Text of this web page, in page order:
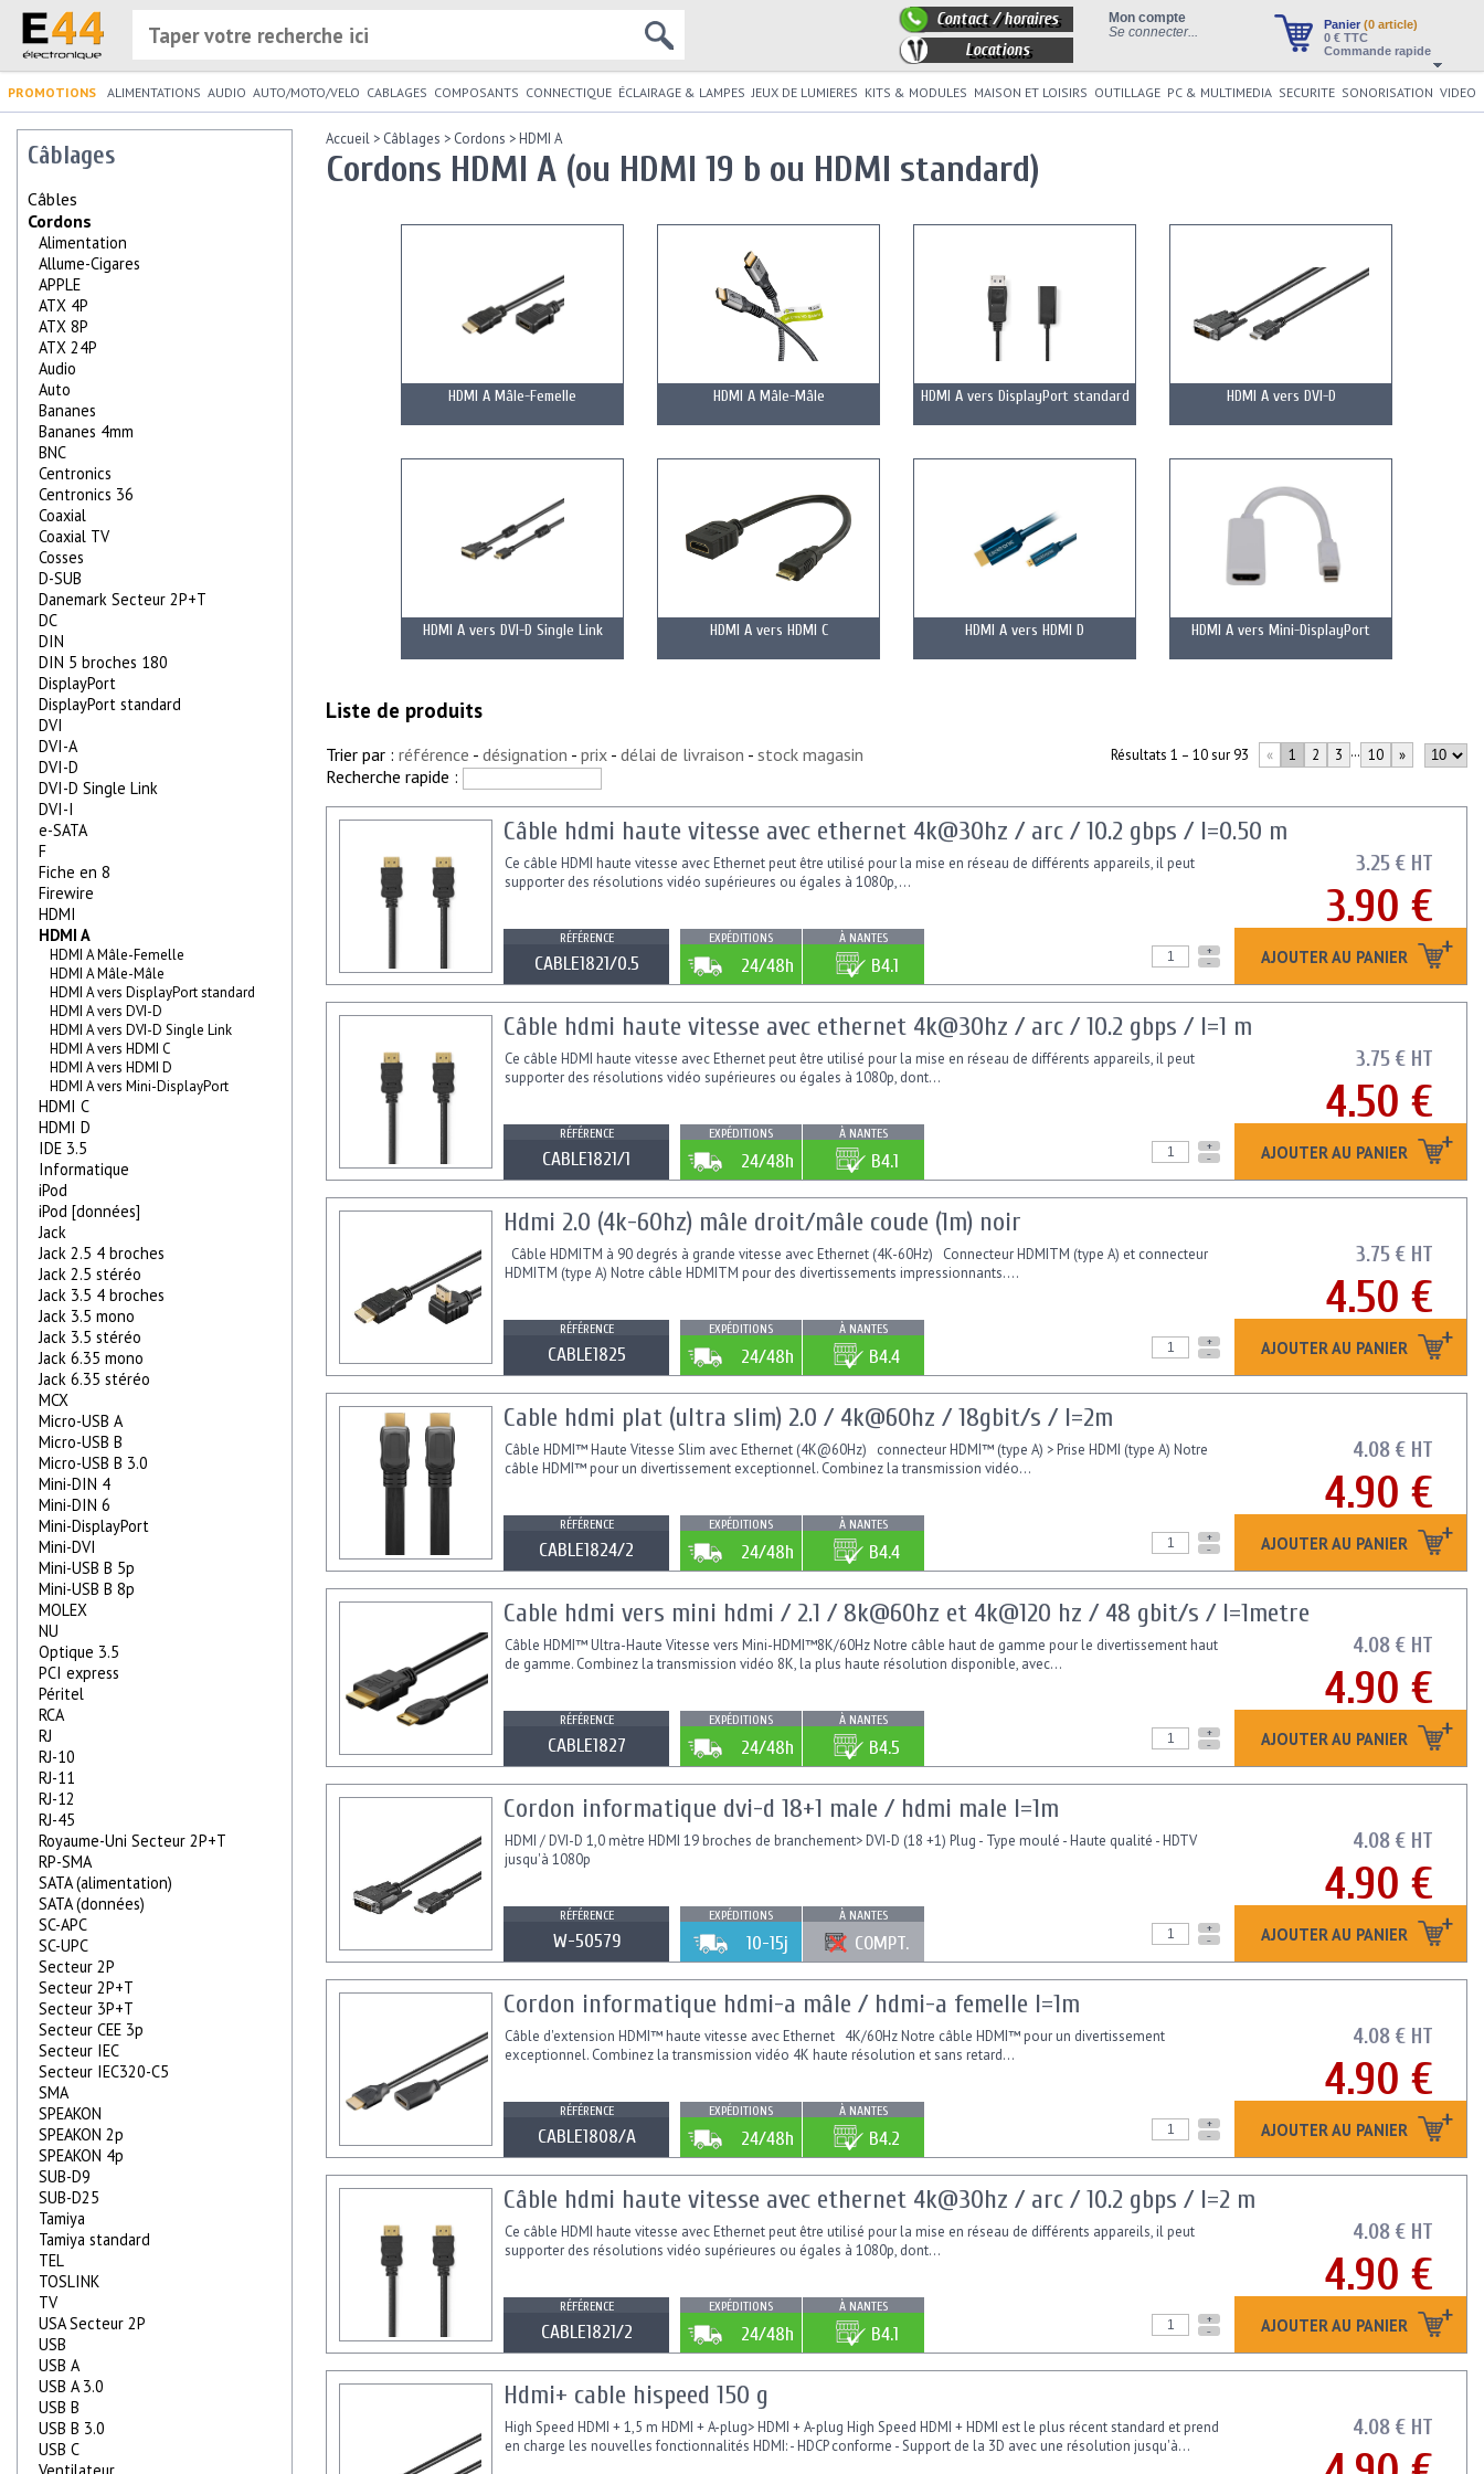
Panier (0 article)
0 € TTC
Commande rapide
Mon compte
Se connecter...
Contact / horaires
Locations
PROMOTIONS ALIMENTATIONS AUDIO AUTO/MOTO/VELO CABLAGES COMPOSANTS CONNECTIQUE ÉCLAIRAGE & LAMPES JEUX DE LUMIERES KITS & MODULES MAISON ET LOISIRS OUTILLAGE PC & MULTIMEDIA SECURITE SONORISATION VIDEO
Câblages
Câbles
Cordons
Alimentation
Allume-Cigares
APPLE
ATX 4P
ATX 8P
ATX 24P
Audio
Auto
Bananes
Bananes 4mm
BNC
Centronics
Centronics 36
Coaxial
Coaxial TV
Cosses
D-SUB
Danemark Secteur 2P+T
DC
DIN
DIN 5 broches 180
DisplayPort
DisplayPort standard
DVI
DVI-A
DVI-D
DVI-D Single Link
DVI-I
e-SATA
F
Fiche en 8
Firewire
HDMI
HDMI A
HDMI A Mâle-Femelle
HDMI A Mâle-Mâle
HDMI A vers DisplayPort standard
HDMI A vers DVI-D
HDMI A vers DVI-D Single Link
HDMI A vers HDMI C
HDMI A vers HDMI D
HDMI A vers Mini-DisplayPort
HDMI C
HDMI D
IDE 3.5
Informatique
iPod
iPod [données]
Jack
Jack 2.5 4 broches
Jack 2.5 stéréo
Jack 3.5 4 broches
Jack 3.5 mono
Jack 3.5 stéréo
Jack 6.35 mono
Jack 6.35 stéréo
MCX
Micro-USB A
Micro-USB B
Micro-USB B 3.0
Mini-DIN 4
Mini-DIN 6
Mini-DisplayPort
Mini-DVI
Mini-USB B 5p
Mini-USB B 8p
MOLEX
NU
Optique 3.5
PCI express
Péritel
RCA
RJ
RJ-10
RJ-11
RJ-12
RJ-45
Royaume-Uni Secteur 2P+T
RP-SMA
SATA (alimentation)
SATA (données)
SC-APC
SC-UPC
Secteur 2P
Secteur 2P+T
Secteur 3P+T
Secteur CEE 3p
Secteur IEC
Secteur IEC320-C5
SMA
SPEAKON
SPEAKON 2p
SPEAKON 4p
SUB-D9
SUB-D25
Tamiya
Tamiya standard
TEL
TOSLINK
TV
USA Secteur 2P
USB
USB A
USB A 3.0
USB B
USB B 3.0
USB C
Accueil > Câblages > Cordons >HDMI A
Cordons HDMI A (ou HDMI 19 b ou HDMI standard)
HDMI A Mâle-Femelle HDMI A Mâle-Mâle HDMI A vers DisplayPort standard HDMI A vers DVI-D
HDMI A vers DVI-D Single Link HDMI A vers HDMI C HDMI A vers HDMI D HDMI A vers Mini-DisplayPort
Liste de produits
Résultats 1 – 10 sur 93 « 1 2 3 ··· 10 »
Trier par : référence - désignation - prix - délai de livraison - stock magasin
Recherche rapide :
3.25 € HT
3.90 €
AJOUTER AU PANIER
Câble hdmi haute vitesse avec ethernet 4k@30hz / arc / 10.2 gbps / l=0.50 m
Ce câble HDMI haute vitesse avec Ethernet peut être utilisé pour la mise en réseau de différents appareils, il peut
supporter des résolutions vidéo supérieures ou égales à 1080p,...
RÉFÉRENCE
CABLE1821/0.5
EXPÉDITIONS
24/48h
À NANTES
B4.1
+
-
3.75 € HT
4.50 €
AJOUTER AU PANIER
Câble hdmi haute vitesse avec ethernet 4k@30hz / arc / 10.2 gbps / l=1 m
Ce câble HDMI haute vitesse avec Ethernet peut être utilisé pour la mise en réseau de différents appareils, il peut
supporter des résolutions vidéo supérieures ou égales à 1080p, dont...
RÉFÉRENCE
CABLE1821/1
EXPÉDITIONS
24/48h
À NANTES
B4.1
+
-
3.75 € HT
4.50 €
AJOUTER AU PANIER
Hdmi 2.0 (4k-60hz) mâle droit/mâle coude (1m) noir
Câble HDMITM à 90 degrés à grande vitesse avec Ethernet (4K-60Hz) Connecteur HDMITM (type A) et connecteur
HDMITM (type A) Notre câble HDMITM pour des divertissements impressionnants....
RÉFÉRENCE
CABLE1825
EXPÉDITIONS
24/48h
À NANTES
B4.4
+
-
4.08 € HT
4.90 €
AJOUTER AU PANIER
Cable hdmi plat (ultra slim) 2.0 / 4k@60hz / 18gbit/s / l=2m
Câble HDMI™ Haute Vitesse Slim avec Ethernet (4K@60Hz) connecteur HDMI™ (type A) > Prise HDMI (type A) Notre
câble HDMI™ pour un divertissement exceptionnel. Combinez la transmission vidéo...
RÉFÉRENCE
CABLE1824/2
EXPÉDITIONS
24/48h
À NANTES
B4.4
+
-
4.08 € HT
4.90 €
AJOUTER AU PANIER
Cable hdmi vers mini hdmi / 2.1 / 8k@60hz et 4k@120 hz / 48 gbit/s / l=1metre
Câble HDMI™ Ultra-Haute Vitesse vers Mini-HDMI™8K/60Hz Notre câble haut de gamme pour le divertissement haut
de gamme. Combinez la transmission vidéo 8K, la plus haute résolution disponible, avec...
RÉFÉRENCE
CABLE1827
EXPÉDITIONS
24/48h
À NANTES
B4.5
+
-
4.08 € HT
4.90 €
AJOUTER AU PANIER
Cordon informatique dvi-d 18+1 male / hdmi male l=1m
HDMI / DVI-D 1,0 mètre HDMI 19 broches de branchement> DVI-D (18 +1) Plug - Type moulé - Haute qualité - HDTV
jusqu'à 1080p
RÉFÉRENCE
W-50579
EXPÉDITIONS
10-15j
À NANTES
COMPT.
+
-
4.08 € HT
4.90 €
AJOUTER AU PANIER
Cordon informatique hdmi-a mâle / hdmi-a femelle l=1m
Câble d'extension HDMI™ haute vitesse avec Ethernet 4K/60Hz Notre câble HDMI™ pour un divertissement
exceptionnel. Combinez la transmission vidéo 4K haute résolution et sans retard...
RÉFÉRENCE
CABLE1808/A
EXPÉDITIONS
24/48h
À NANTES
B4.2
+
-
4.08 € HT
4.90 €
AJOUTER AU PANIER
Câble hdmi haute vitesse avec ethernet 4k@30hz / arc / 10.2 gbps / l=2 m
Ce câble HDMI haute vitesse avec Ethernet peut être utilisé pour la mise en réseau de différents appareils, il peut
supporter des résolutions vidéo supérieures ou égales à 1080p, dont...
RÉFÉRENCE
CABLE1821/2
EXPÉDITIONS
24/48h
À NANTES
B4.1
+
-
4.08 € HT
Hdmi+ cable hispeed 150 g
High Speed ​​HDMI + 1,5 m HDMI + A-plug> HDMI + A-plug High Speed ​​HDMI + HDMI est le plus récent standard et prend
en charge les nouvelles fonctionnalités HDMI: - HDCP conforme - Support de la 3D avec une résolution jusqu'à...